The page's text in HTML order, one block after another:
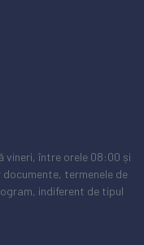
vineri, între orele 08:00 și
termenele de
indiferent de tipul